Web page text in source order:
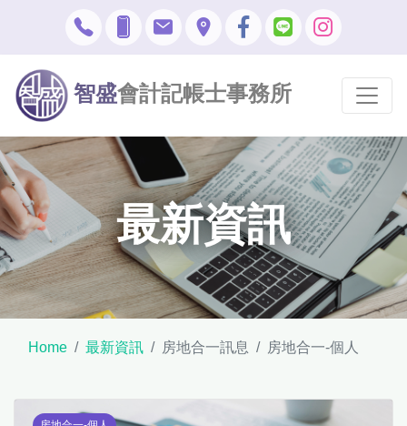
智盛會計記帳士事務所
最新資訊
Home 最新資訊 房地合一訊息 房地合一-個人